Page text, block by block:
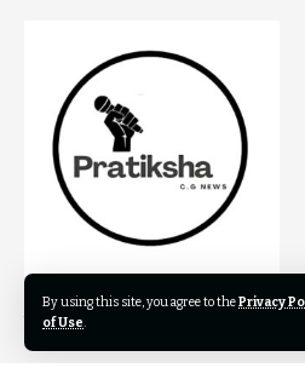
By using this site, you agree to thePrivacy
of Use.
Join to our WhatsApp Group to
instantly!